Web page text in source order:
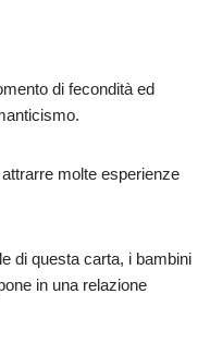
di fecondità ed
molte esperienze
di questa carta, i bambini
in una relazione